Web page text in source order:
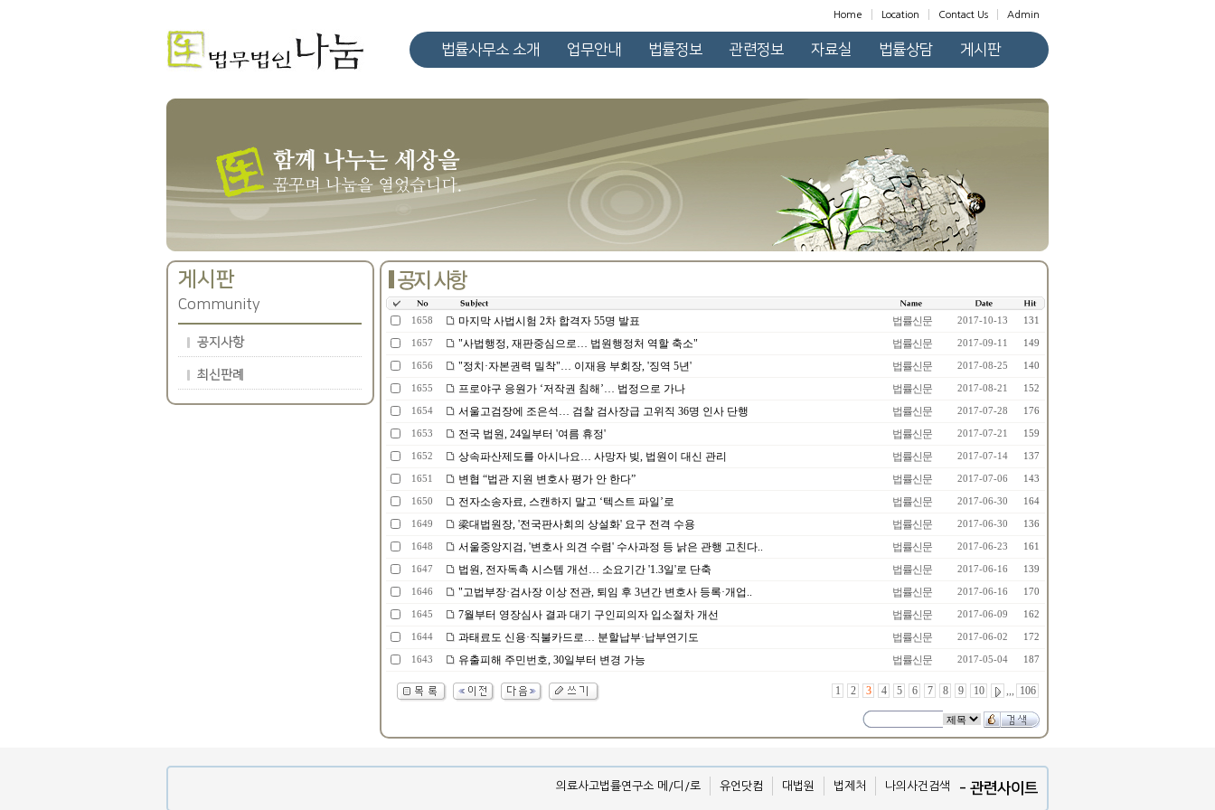
Home Location Contact Us Admin
법률사무소 소개 업무안내 법률정보 관련정보 자료실 법률상담 게시판
게시판
Community
공지사항
최신판례
1658 마지막 사법시험 2차 합격자 55명 발표 법률신문 2017-10-13 131
1657 "사법행정, 재판중심으로… 법원행정처 역할 축소" 법률신문 2017-09-11 149
1656 "정치·자본권력 밀착"… 이재용 부회장, '징역 5년' 법률신문 2017-08-25 140
1655 프로야구 응원가 ‘저작권 침해’… 법정으로 가나 법률신문 2017-08-21 152
1654 서울고검장에 조은석… 검찰 검사장급 고위직 36명 인사 단행 법률신문 2017-07-28 176
1653 전국 법원, 24일부터 '여름 휴정' 법률신문 2017-07-21 159
1652 상속파산제도를 아시나요… 사망자 빚, 법원이 대신 관리 법률신문 2017-07-14 137
1651 변협 “법관 지원 변호사 평가 안 한다” 법률신문 2017-07-06 143
1650 전자소송자료, 스캔하지 말고 ‘텍스트 파일’로 법률신문 2017-06-30 164
1649 梁대법원장, '전국판사회의 상설화' 요구 전격 수용 법률신문 2017-06-30 136
1648 서울중앙지검, '변호사 의견 수렴' 수사과정 등 낡은 관행 고친다.. 법률신문 2017-06-23 161
1647 법원, 전자독촉 시스템 개선… 소요기간 '1.3일'로 단축 법률신문 2017-06-16 139
1646 "고법부장·검사장 이상 전관, 퇴임 후 3년간 변호사 등록·개업.. 법률신문 2017-06-16 170
1645 7월부터 영장심사 결과 대기 구인피의자 입소절차 개선 법률신문 2017-06-09 162
1644 과태료도 신용·직불카드로… 분할납부·납부연기도 법률신문 2017-06-02 172
1643 유출피해 주민번호, 30일부터 변경 가능 법률신문 2017-05-04 187
1 2 3 4 5 6 7 8 9 10 ,,, 106
- 관련사이트
나의사건검색
법제처
대법원
유언닷컴
의료사고법률연구소 메/디/로